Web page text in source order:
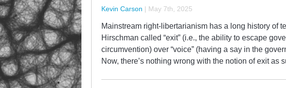
Kevin Carson | May 7th, 2025
Mainstream right-libertarianism has a long history of
Hirschman called “exit” (i.e., the ability to escape
circumvention) over “voice” (having a say in the
Now, there’s nothing wrong with the notion of exit